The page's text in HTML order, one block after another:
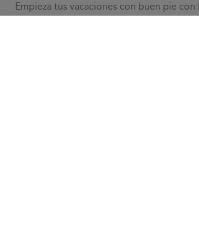
Empieza tus vacaciones con buen pie con